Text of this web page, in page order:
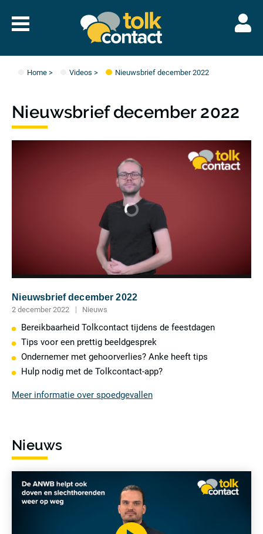
Naar
menu
Home> Videos > Nieuwsbrief december 2022
Nieuwsbrief december 2022
Nieuwsbrief december 2022
2 december 2022 Nieuws
Bereikbaarheid Tolkcontact tijdens de feestdagen
Tips voor een prettig beeldgesprek
Ondernemer met gehoorverlies? Anke heeft tips
Hulp nodig met de Tolkcontact-app?
Meer informatie over spoedgevallen
Nieuws